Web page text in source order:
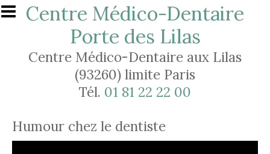
Aller au contenu principal
Centre Médico-Dentaire
Porte des Lilas
Centre Médico-Dentaire aux Lilas
(93260) limite Paris
Tél. 01 81 22 22 00
Humour chez le dentiste